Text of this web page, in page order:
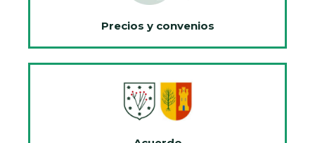
Precios y convenios